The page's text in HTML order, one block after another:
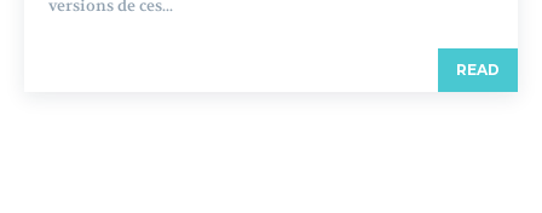
versions de ces...
READ